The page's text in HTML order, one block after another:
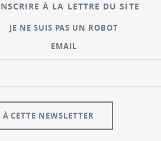
À LA LETTRE DU SITE
JE NE SUIS PAS UN ROBOT
EMAIL